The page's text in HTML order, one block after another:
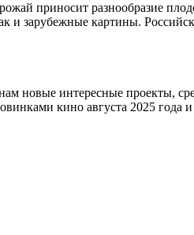
приносит разнообразие
и зарубежные картины.
новые интересные проекты,
кино августа 2025 года